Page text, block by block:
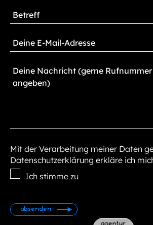
agentur
Mit der Verarbeitung meiner Daten
Datenschutzerklärung erkläre ich
Ich stimme zu